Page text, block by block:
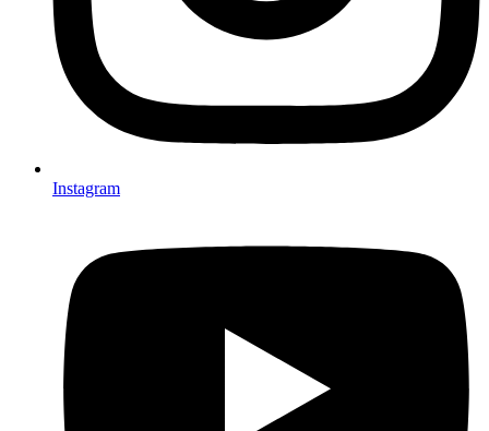
Instagram